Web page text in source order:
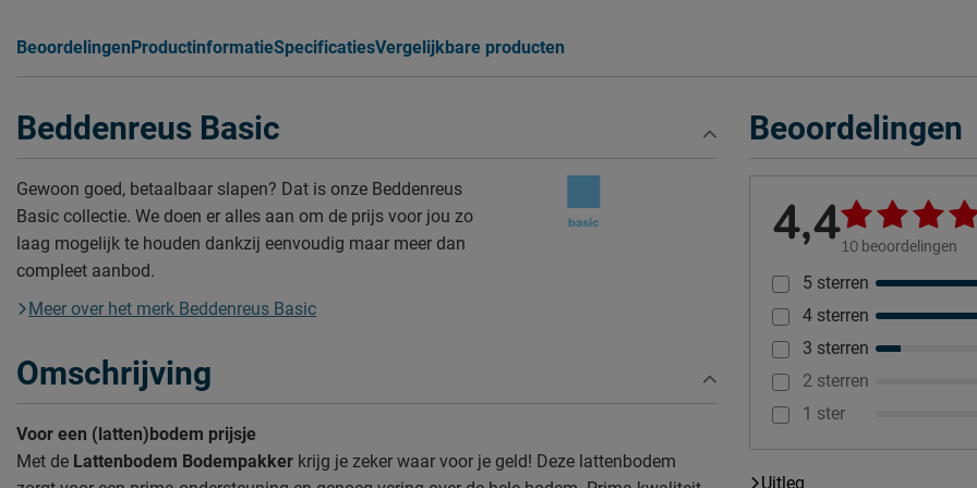
BeoordelingenProductinformatieSpecificatiesVergelijkbare producten
Beoordelingen
4,410 beoordelingen
5 sterren
4 sterren
3 sterren
2 sterren
1 ster
Uitleg
Beddenreus Basic
Gewoon goed, betaalbaar slapen? Dat is onze Beddenreus
Basic collectie. We doen er alles aan om de prijs voor jou zo
laag mogelijk te houden dankzij eenvoudig maar meer dan
compleet aanbod.
Meer over het merk Beddenreus Basic
Omschrijving
Voor een (latten)bodem prijsje
Met de Lattenbodem Bodempakker krijg je zeker waar voor je geld! Deze lattenbodem